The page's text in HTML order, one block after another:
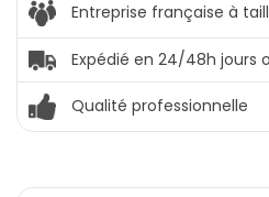
Entreprise française à
Expédié en 24/48h jours
Qualité professionnelle